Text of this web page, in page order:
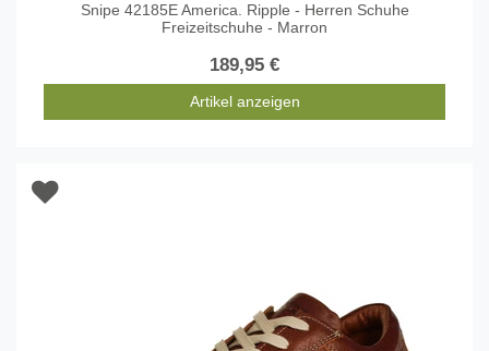
Snipe 42185E America. Ripple - Herren Schuhe
Freizeitschuhe - Marron
189,95 €
Artikel anzeigen